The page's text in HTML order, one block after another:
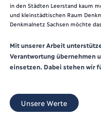
in den Städten Leerstand kaum
und kleinstädtischen Raum
Denkmalnetz Sachsen möchte
Mit unserer Arbeit
Verantwortung übernehmen
einsetzen. Dabei stehen wir
Unsere Werte